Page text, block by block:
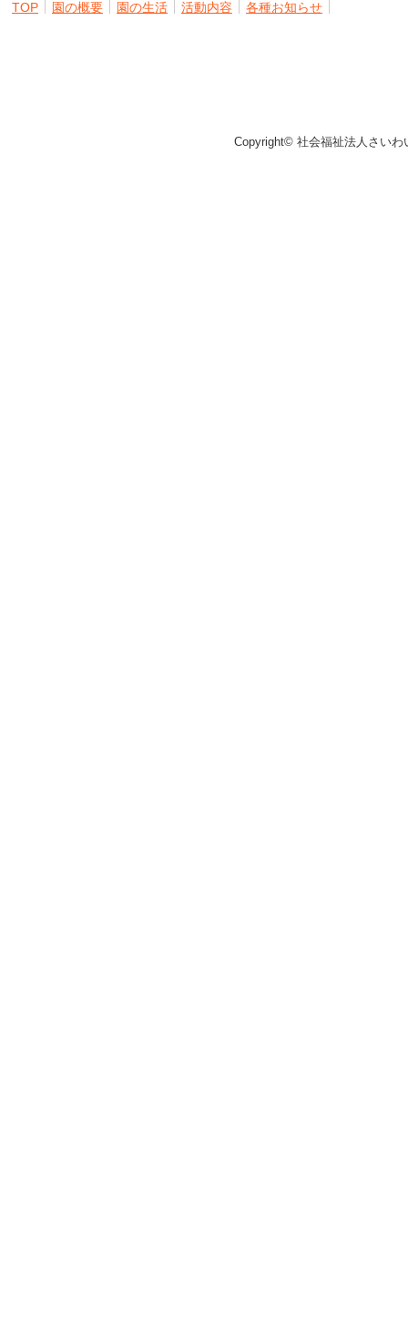
TOP 園の概要 園の生活 活動内容 各種お知らせ
Copyright© 社会福祉法人さい